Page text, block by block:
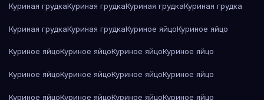
Куриная грудкаКуриная грудкаКуриная грудкаКуриная грудка
Куриная грудкаКуриная грудкаКуриное яйцоКуриное яйцо
Куриное яйцоКуриное яйцоКуриное яйцоКуриное яйцо
Куриное яйцоКуриное яйцоКуриное яйцоКуриное яйцо
Куриное яйцоКуриное яйцоКуриное яйцоКуриное яйцо